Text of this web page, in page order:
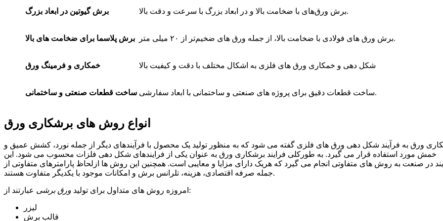
برش گیوتین در ابعاد بزرگ برش ورق‌های با ضخامت بالا و در ابعاد بزرگ با سرعت و دقت بالا.
برش پلاسما برای ضخامت‌ های بالا برش ورق‌ های فولادی با ضخامت بالا، از جمله ورق‌ های ضخیم‌تر از ۲۰ میلی‌ متر.
خمکاری و فرمینگ ورق شکل‌ دهی و خمکاری ورق‌ های فلزی به اشکال مختلف با دقت و کیفیت بالا
ساخت قطعات صنعتی و ساختمانی ساخت قطعات دقیق برای پروژه‌ های صنعتی و ساختمانی با ابعاد سفارشی.
انواع روش‌ های برشکاری ورق
ورق به فرآیند شکل‌ دهی ورق‌ های فلزی گفته می‌ شود که به منظور تولید یک محصول با فرآیندهای دیگر از جمله نورد، کشش عمیق و
خمش مورد استفاده قرار می‌ گیرد. به طورکلی فرایند برشکاری ورق به عنوان یکی از فرایندهای شکل‌ دهی فلزات محسوب می‌ شود. این
در صنعت به روش‌ های متفاوتی انجام می‌ گیرد که هریک دارای مزایا و معایبی است. همچنین این روش‌ ها ازلحاظ پارامترهای متفاوتی از
جمله صرفه اقتصادی، هزینه، تلرانس برش و امکانات موجود با یکدیگر متفاوت هستند.
امروزه روش های متداول برای تولید ورق برشی عبارتند از:
لیزر
قالب برش